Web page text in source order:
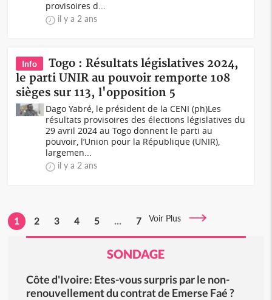
provisoires d...
il y a 2 ans
Info
Togo : Résultats législatives 2024,
le parti UNIR au pouvoir remporte 108
sièges sur 113, l'opposition 5
Dago Yabré, le président de la CENI (ph)Les
résultats provisoires des élections législatives du
29 avril 2024 au Togo donnent le parti au
pouvoir, l’Union pour la République (UNIR),
largemen...
il y a 2 ans
1 2 3 4 5 ... 7 Voir Plus
SONDAGE
Côte d'Ivoire: Etes-vous surpris par le non-
renouvellement du contrat de Emerse Faé ?